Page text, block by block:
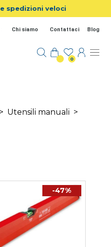
spedizioni veloci
Chi siamo Contattaci Blog
0
> Utensili manuali >
-47%